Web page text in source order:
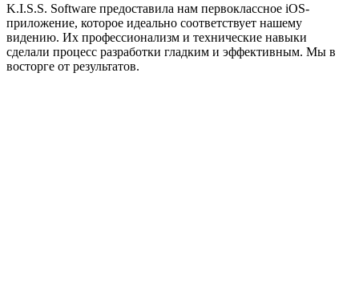
K.I.S.S. Software предоставила нам первоклассное iOS-
приложение, которое идеально соответствует нашему
видению. Их профессионализм и технические навыки
сделали процесс разработки гладким и эффективным. Мы в
восторге от результатов.